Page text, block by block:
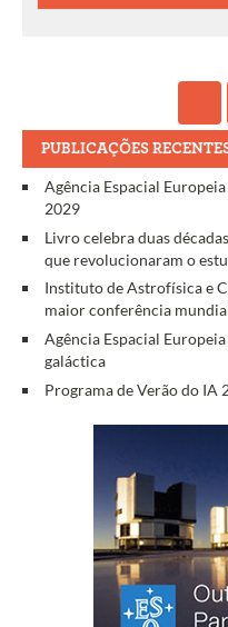
PUBLICAÇÕES
Agência Espacial
2029
Livro celebra duas
que revolucionaram o
Instituto de Astrofísica e
maior conferência
Agência Espacial
galáctica
Programa de Verão do IA